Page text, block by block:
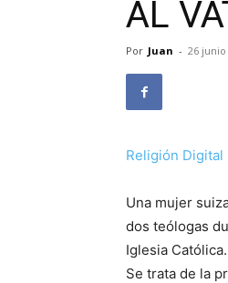
AL
Por Juan - 26 junio
Religión Digital
Una mujer
dos teólogas
Iglesia Católica.
Se trata de la